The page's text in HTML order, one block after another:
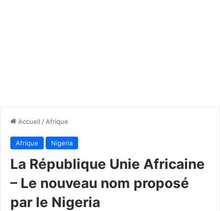
Accueil / Afrique
Afrique Nigeria
La République Unie Africaine
– Le nouveau nom proposé
par le Nigeria